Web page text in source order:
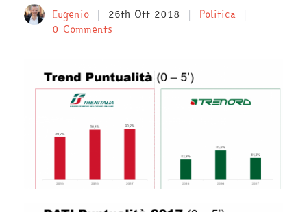
Eugenio 26th Ott 2018
Politica
0 Comments